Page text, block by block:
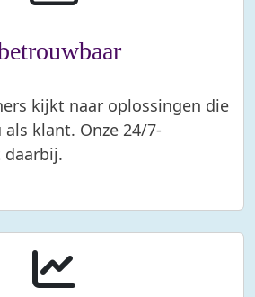
kijkt naar oplossingen die
klant. Onze 24/7-